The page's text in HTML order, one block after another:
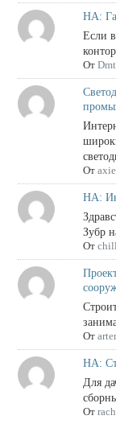
НА:
Если
От
От
НА:
Зубр
От
От
НА:
Для
От